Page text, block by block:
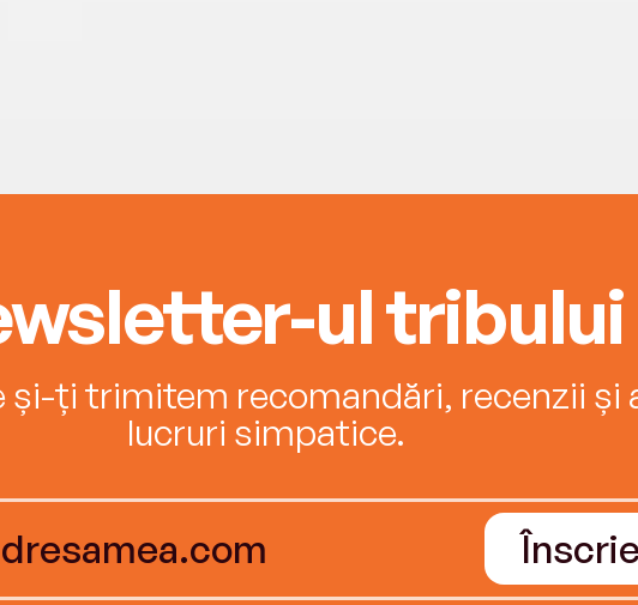
ul tribului
și-ți trimitem recomandări, recenzii și
lucruri simpatice.